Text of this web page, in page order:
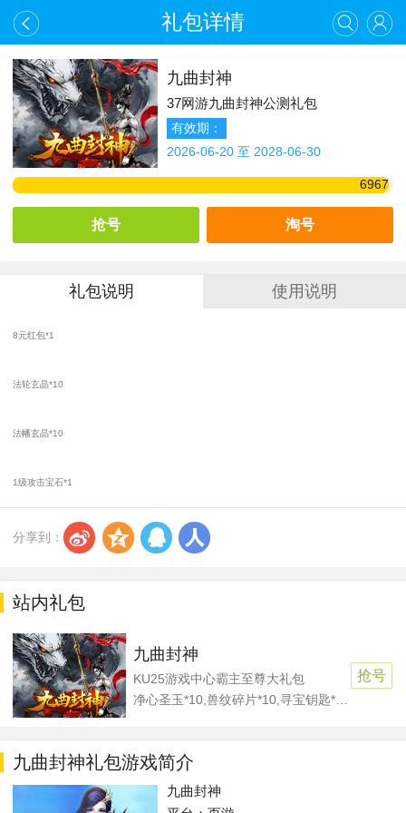
礼包详情
九曲封神
37网游九曲封神公测礼包
有效期：
2026-06-20 至 2028-06-30
6967
抢号 淘号
礼包说明 使用说明
8元红包*1
法轮玄晶*10
法幡玄晶*10
1级攻击宝石*1
分享到： s z q r
站内礼包
九曲封神
KU25游戏中心霸主至尊大礼包
抢号
九曲封神礼包游戏简介
九曲封神